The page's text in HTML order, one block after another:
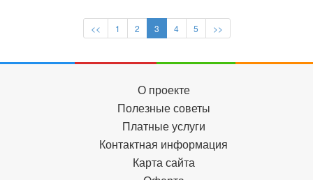
<< 1 2 3 4 5 >>
О проекте
Полезные советы
Платные услуги
Контактная информация
Карта сайта